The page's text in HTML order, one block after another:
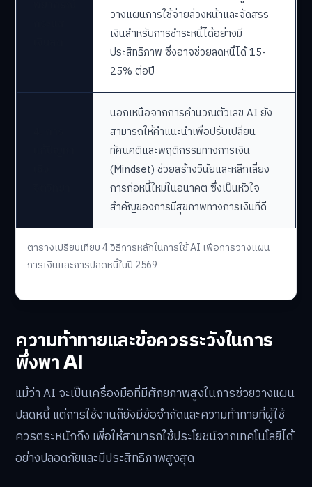
ตารางเปรียบเทียบ 4 วิธีการหลักในการใช้ AI เพื่อการวางแผน
การเงินและการปลดหนี้ในปี 2569
วางแผนการใช้จ่ายล่วงหน้าและจัดสรร
เงินสำหรับการชำระหนี้ได้อย่างมี
ประสิทธิภาพ ซึ่งอาจช่วยลดหนี้ได้ 15-
25% ต่อปี
นอกเหนือจากการคำนวณตัวเลข AI ยัง
สามารถให้คำแนะนำเพื่อปรับเปลี่ยน
ทัศนคติและพฤติกรรมทางการเงิน
(Mindset) ช่วยสร้างวินัยและหลีกเลี่ยง
การก่อหนี้ใหม่ในอนาคต ซึ่งเป็นหัวใจ
สำคัญของการมีสุขภาพทางการเงินที่ดี
ความท้าทายและข้อควรระวังในการ
พึ่งพา AI
แม้ว่า AI จะเป็นเครื่องมือที่มีศักยภาพสูงในการช่วยวางแผน
ปลดหนี้ แต่การใช้งานก็ยังมีข้อจำกัดและความท้าทายที่ผู้ใช้
ควรตระหนักถึง เพื่อให้สามารถใช้ประโยชน์จากเทคโนโลยีได้
อย่างปลอดภัยและมีประสิทธิภาพสูงสุด